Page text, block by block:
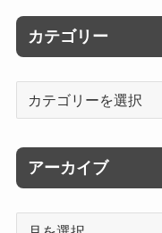
カテゴリー
リ
ー
アーカイブ